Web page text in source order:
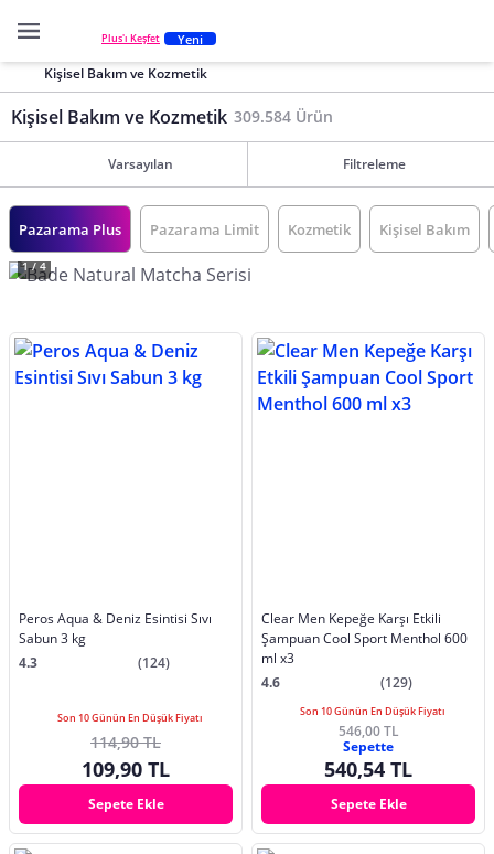
Plus'ı Keşfet Yeni
Kişisel Bakım ve Kozmetik
Kişisel Bakım ve Kozmetik 309.584 Ürün
Varsayılan Filtreleme
Pazarama Plus Pazarama Limit Kozmetik Kişisel Bakım
1 / 4
Peros Aqua & Deniz Esintisi Sıvı
Sabun 3 kg
4.3
(124)
Son 10 Günün En Düşük Fiyatı
114,90 TL
109,90 TL
Sepete Ekle
Clear Men Kepeğe Karşı Etkili
Şampuan Cool Sport Menthol 600
ml x3
4.6
(129)
Son 10 Günün En Düşük Fiyatı
546,00 TL
Sepette
540,54 TL
Sepete Ekle